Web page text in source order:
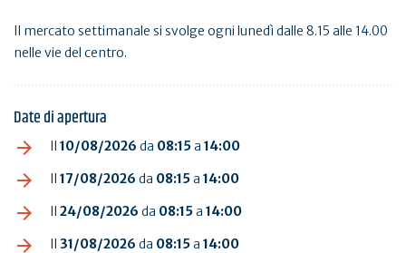
Il mercato settimanale si svolge ogni lunedì dalle 8.15 alle 14.00
nelle vie del centro.
Date di apertura
Il 10/08/2026 da 08:15a 14:00
Il 17/08/2026 da 08:15a 14:00
Il 24/08/2026 da 08:15a 14:00
Il 31/08/2026 da 08:15a 14:00